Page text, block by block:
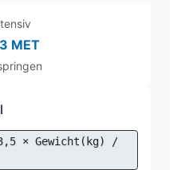
MET
× Gewicht(kg) /